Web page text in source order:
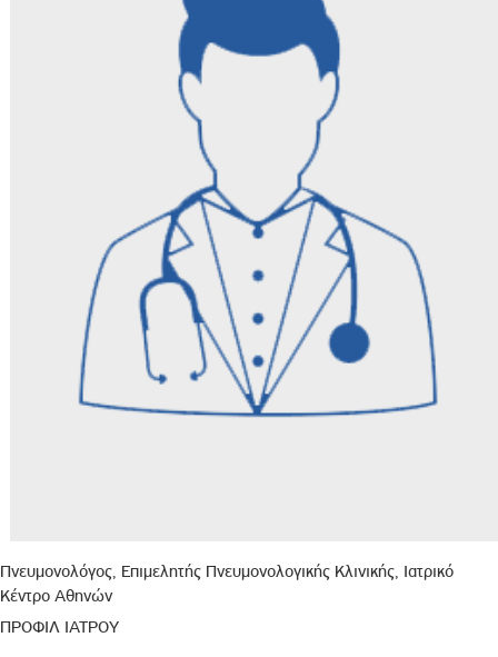
Πνευμονολόγος, Επιμελητής Πνευμονολογικής Κλινικής, Ιατρικό
Κέντρο Αθηνών
ΠΡΟΦΙΛ ΙΑΤΡΟΥ